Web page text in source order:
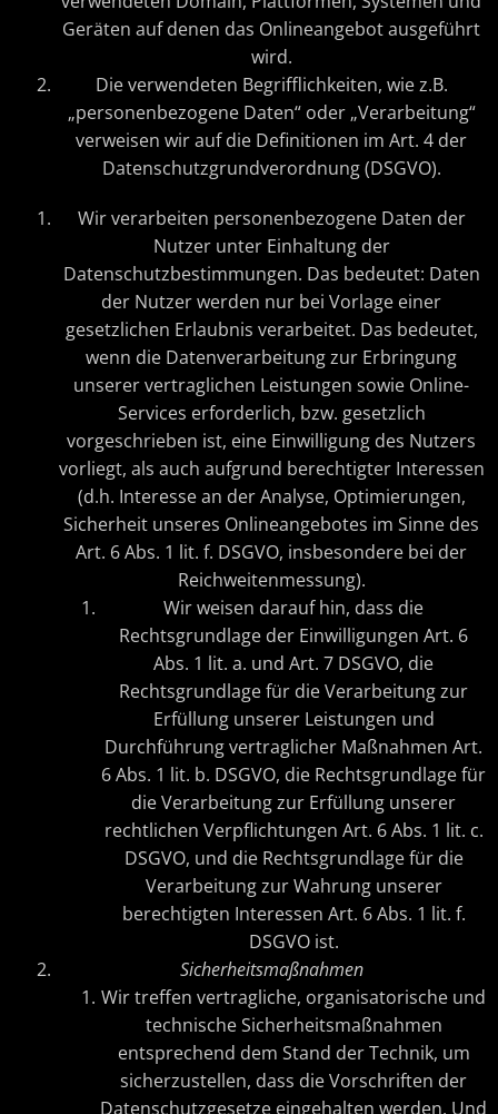
Geräten auf denen das Onlineangebot ausgeführt
wird.
Die verwendeten Begrifflichkeiten, wie z.B.
„personenbezogene Daten“ oder „Verarbeitung“
verweisen wir auf die Definitionen im Art. 4 der
Datenschutzgrundverordnung (DSGVO).
Wir verarbeiten personenbezogene Daten der
Nutzer unter Einhaltung der
Datenschutzbestimmungen. Das bedeutet: Daten
der Nutzer werden nur bei Vorlage einer
gesetzlichen Erlaubnis verarbeitet. Das bedeutet,
wenn die Datenverarbeitung zur Erbringung
unserer vertraglichen Leistungen sowie Online-
Services erforderlich, bzw. gesetzlich
vorgeschrieben ist, eine Einwilligung des Nutzers
vorliegt, als auch aufgrund berechtigter Interessen
(d.h. Interesse an der Analyse, Optimierungen,
Sicherheit unseres Onlineangebotes im Sinne des
Art. 6 Abs. 1 lit. f. DSGVO, insbesondere bei der
Reichweitenmessung).
Wir weisen darauf hin, dass die
Rechtsgrundlage der Einwilligungen Art. 6
Abs. 1 lit. a. und Art. 7 DSGVO, die
Rechtsgrundlage für die Verarbeitung zur
Erfüllung unserer Leistungen und
Durchführung vertraglicher Maßnahmen Art.
6 Abs. 1 lit. b. DSGVO, die Rechtsgrundlage für
die Verarbeitung zur Erfüllung unserer
rechtlichen Verpflichtungen Art. 6 Abs. 1 lit. c.
DSGVO, und die Rechtsgrundlage für die
Verarbeitung zur Wahrung unserer
berechtigten Interessen Art. 6 Abs. 1 lit. f.
DSGVO ist.
Sicherheitsmaßnahmen
Wir treffen vertragliche, organisatorische und
technische Sicherheitsmaßnahmen
entsprechend dem Stand der Technik, um
sicherzustellen, dass die Vorschriften der
Datenschutzgesetze eingehalten werden. Und